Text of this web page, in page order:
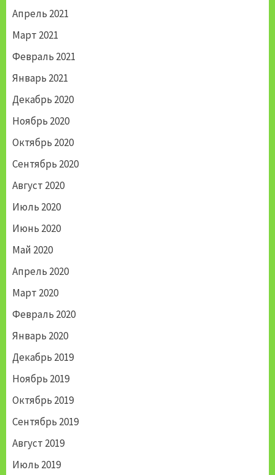
Апрель 2021
Март 2021
Февраль 2021
Январь 2021
Декабрь 2020
Ноябрь 2020
Октябрь 2020
Сентябрь 2020
Август 2020
Июль 2020
Июнь 2020
Май 2020
Апрель 2020
Март 2020
Февраль 2020
Январь 2020
Декабрь 2019
Ноябрь 2019
Октябрь 2019
Сентябрь 2019
Август 2019
Июль 2019